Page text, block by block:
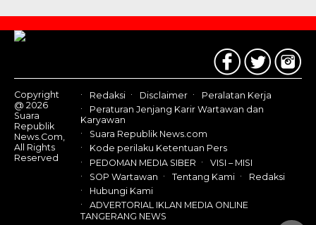
Contact
Us
Copyright
@ 2026
Suara
Republik
News.Com,
All Rights
Reserved
Redaksi Disclaimer
Peralatan Kerja
Peraturan Jenjang Karir Wartawan dan
Karyawan
Suara Republik News.com
Kode perilaku Ketentuan Pers
PEDOMAN MEDIA SIBER
VISI – MISI
SOP Wartawan
Tentang Kami
Redaksi
Hubungi Kami
ADVERTORIAL IKLAN MEDIA ONLINE
TANGERANG NEWS